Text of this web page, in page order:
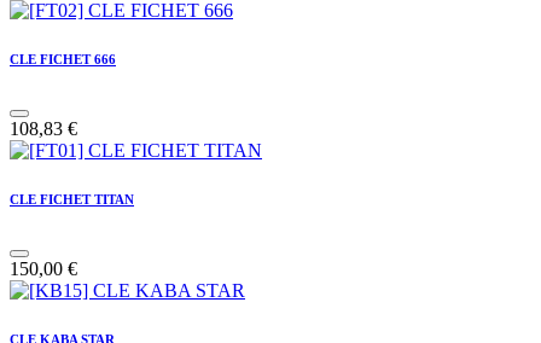
CLE FICHET 666
108,83 €
CLE FICHET TITAN
150,00 €
CLE KABA STAR